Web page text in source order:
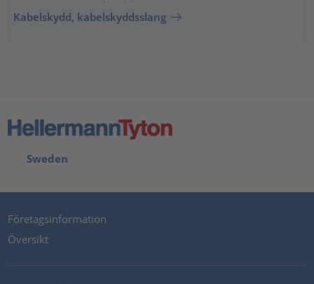
Kabelskydd, kabelskyddsslang
Sweden
Företagsinformation
Översikt